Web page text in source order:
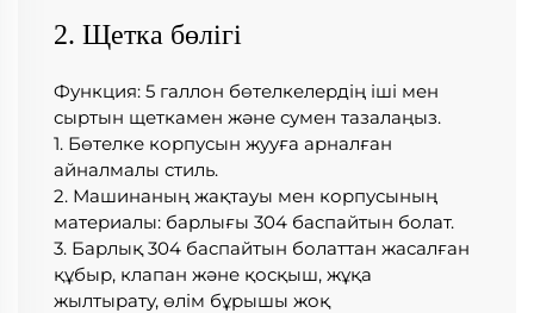
2. Щетка бөлігі
Функция: 5 галлон бөтелкелердің іші мен
сыртын щеткамен және сумен тазалаңыз.
1. Бөтелке корпусын жууға арналған
айналмалы стиль.
2. Машинаның жақтауы мен корпусының
материалы: барлығы 304 баспайтын болат.
3. Барлық 304 баспайтын болаттан жасалған
құбыр, клапан және қосқыш, жұқа
жылтырату, өлім бұрышы жоқ